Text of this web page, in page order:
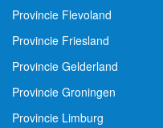
Provincie Flevoland
Provincie Friesland
Provincie Gelderland
Provincie Groningen
Provincie Limburg